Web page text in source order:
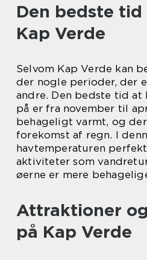
Den bedste
Kap Verde
Selvom Kap Verde kan
der nogle perioder, der
andre. Den bedste tid
på er fra november til
behageligt varmt, og
forekomst af regn. I
havtemperaturen
aktiviteter som
øerne er mere
Attraktioner
på Kap Verde